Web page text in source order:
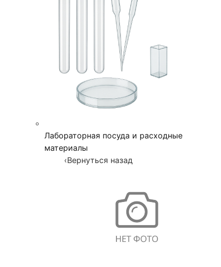
Лабораторная посуда и расходные
материалы
‹Вернуться назад